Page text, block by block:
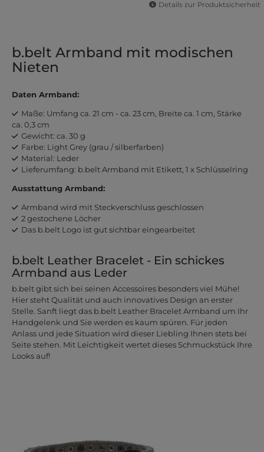
Details zur Produktsicherheit
b.belt Armband mit modischen
Nieten
Daten Armband:
Maße: Umfang ca. 21 cm - ca. 23 cm, Breite ca. 1 cm, Stärke
ca. 0,3 cm
Gewicht: ca. 30 g
Farbe: Light Grey (grau / silberfarben)
Material: Leder
Lieferumfang: b.belt Armband mit Etikett, 1 x Schlüsselring
Ausstattung Armband:
Armband wird mit Steckverschluss geschlossen
2 gestochene Löcher
Das b.belt Logo ist gut sichtbar eingearbeitet
b.belt Leather Bracelet - Ein schickes
Armband aus Leder
b.belt gibt sich bei seinen Accessoires besonders viel Mühe!
Hier steht Qualität und auch innovatives Design an erster
Stelle. Sanft liegt das b.belt Leather Bracelet Armband um Ihr
Handgelenk und Sie werden es kaum spüren. Für jeden
Anlass und jede Situation wird dieser Liebling Ihnen stets bei
Seite stehen. Mit Leichtigkeit wertet dieses Schmuckstück Ihre
Looks auf!